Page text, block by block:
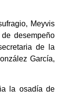
Meyvis
desempeño
de la
García,
la osadía de